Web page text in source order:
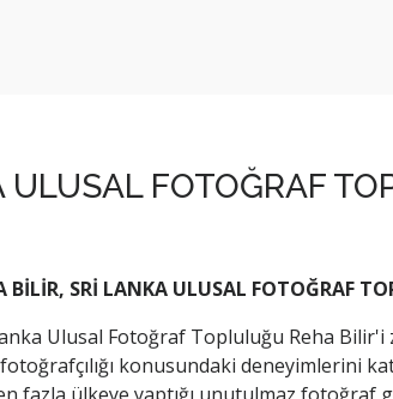
ULUSAL FOTOĞRAF
BİLİR, SRİ LANKA ULUSAL FOTOĞRAF
Ulusal Fotoğraf Topluluğu Reha
konusundaki deneyimlerini